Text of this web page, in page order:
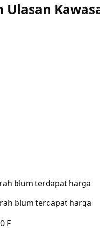
Ulasan
blum terdapat harga
blum terdapat harga